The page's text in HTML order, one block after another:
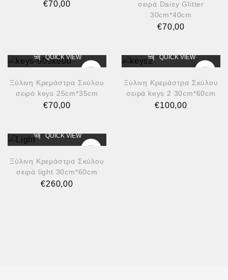
€70,00
σειρά Daisy Glitter
30cm*40cm
€70,00
QUICK VIEW
Ξύλινη Κρεμάστρα Σκύλου
σειρά keys 25cm*35cm
€70,00
QUICK VIEW
Ξύλινη Κρεμάστρα Σκύλου
σειρά keys 2 30cm*60cm
€100,00
QUICK VIEW
Ξύλινη Κρεμάστρα Σκύλου
σειρά light 30cm*60cm
€260,00